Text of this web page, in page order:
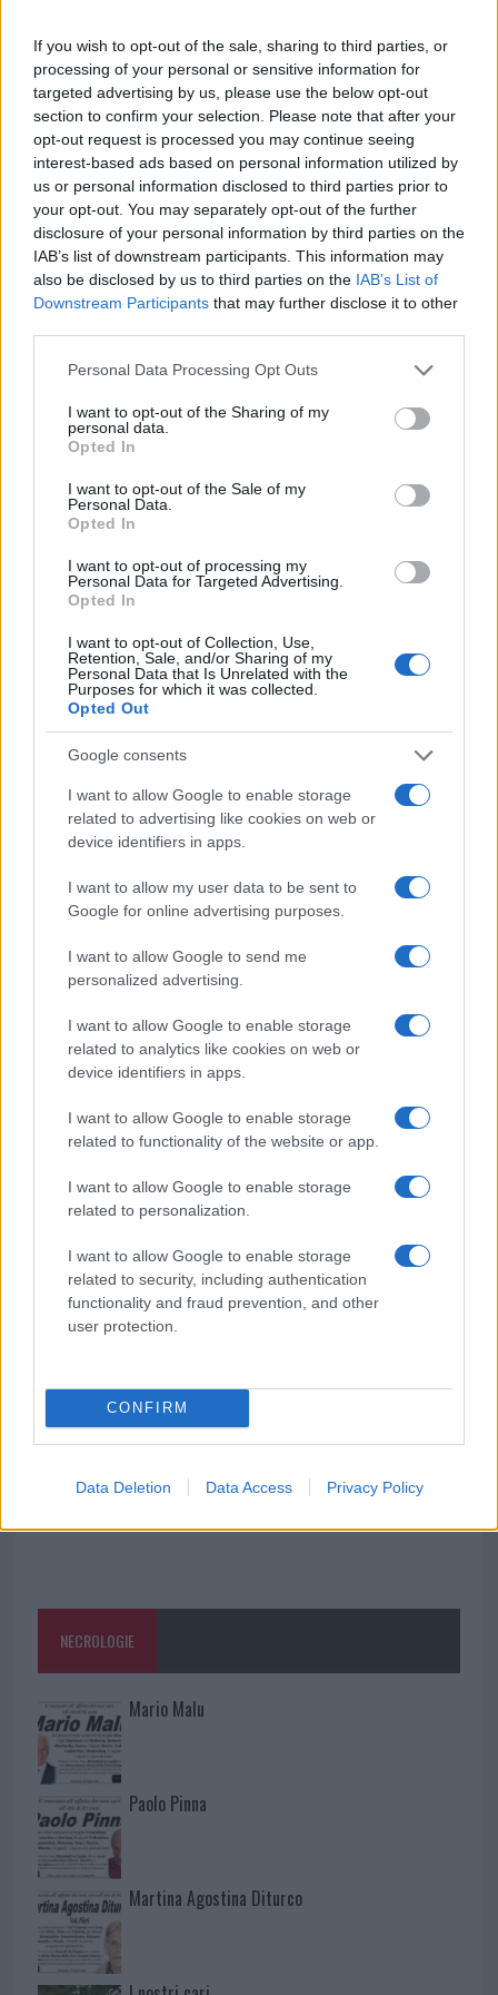
If you wish to opt-out of the sale, sharing to third parties, or
processing of your personal or sensitive information for
targeted advertising by us, please use the below opt-out
section to confirm your selection. Please note that after your
opt-out request is processed you may continue seeing
interest-based ads based on personal information utilized by
us or personal information disclosed to third parties prior to
your opt-out. You may separately opt-out of the further
disclosure of your personal information by third parties on the
IAB’s list of downstream participants. This information may
also be disclosed by us to third parties on the IAB’s List of
Downstream Participants that may further disclose it to other
Please note that this website/app uses one or more Google
not limited to your visit or usage behaviour. You may click to
grant or deny consent to Google and its third-party tags to
use your data for below specified purposes in below Google
consent section.
Personal Data Processing Opt Outs
I want to opt-out of the Sharing of my
personal data.
Opted In
I want to opt-out of the Sale of my
Personal Data.
Opted In
I want to opt-out of processing my
Personal Data for Targeted Advertising.
Opted In
I want to opt-out of Collection, Use,
Retention, Sale, and/or Sharing of my
Personal Data that Is Unrelated with the
Purposes for which it was collected.
Opted Out
Google consents
I want to allow Google to enable storage
related to advertising like cookies on web or
device identifiers in apps.
I want to allow my user data to be sent to
Google for online advertising purposes.
I want to allow Google to send me
personalized advertising.
I want to allow Google to enable storage
related to analytics like cookies on web or
device identifiers in apps.
I want to allow Google to enable storage
related to functionality of the website or app.
I want to allow Google to enable storage
related to personalization.
I want to allow Google to enable storage
related to security, including authentication
functionality and fraud prevention, and other
user protection.
CONFIRM
Data Deletion Data Access Privacy Policy
Notizie in tempo reale?
Entra nel canale telegram di
GalluraOggi.it
Ricevi le nostre ultime news
daGoogle News
Condividi l'articolo
F
a
ce
b
o
o
k
T
w
it
te
r
Pi
te
st
W
at
s
A
p
S
a
Articolo precedente
NOTIZIE RECENTI
Auto finisce contro un muretto, un ferito ad
Arzachena
Incidente a Baia Sardinia, scontro tra auto e
moto: un ferito
Olbia, le previsioni meteo per lunedì 10 agosto
2026
Le ultime offerte di lavoro a Olbia e in Gallura
Cumuli di rifiuti a Santa Teresa Gallura, la
furgoni: le indagini
Cannigione celebra la cultura gallurese con il
NECROLOGIE
Mario Malu
Paolo Pinna
Martina Agostina Diturco